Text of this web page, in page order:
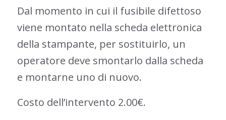
Dal momento in cui il fusibile difettoso
viene montato nella scheda elettronica
della stampante, per sostituirlo, un
operatore deve smontarlo dalla scheda
e montarne uno di nuovo.
Costo dell’intervento 2.00€.